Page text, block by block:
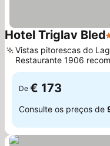
Hotel Triglav Bled
Vistas pitorescas do
Restaurante 1906
Michelin
De € 173
Consulte os preços de